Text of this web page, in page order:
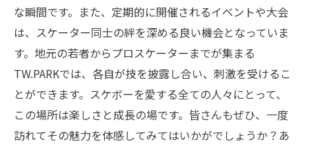
な瞬間です。また、定期的に開催されるイベントや大会
は、スケーター同士の絆を深める良い機会となっていま
す。地元の若者からプロスケーターまでが集まる
TW.PARKでは、各自が技を披露し合い、刺激を受けるこ
とができます。スケボーを愛する全ての人々にとって、
この場所は楽しさと成長の場です。皆さんもぜひ、一度
訪れてその魅力を体感してみてはいかがでしょうか？あ